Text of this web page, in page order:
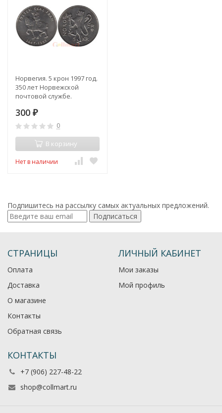
Норвегия. 5 крон 1997 год.
350 лет Норвежской
почтовой службе.
300 ₽
0
В корзину
Нет в наличии
Подпишитесь на рассылку самых актуальных предложений.
Подписаться
СТРАНИЦЫ
Оплата
Доставка
О магазине
Контакты
Обратная связь
ЛИЧНЫЙ КАБИНЕТ
Мои заказы
Мой профиль
КОНТАКТЫ
+7 (906) 227-48-22
shop@collmart.ru